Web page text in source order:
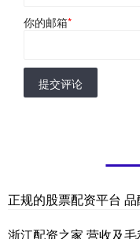
你的邮箱*
提交评论
正规的股票配资平台
浙江配资之家 营收及